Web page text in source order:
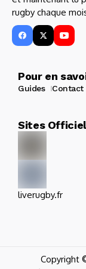
rugby chaque
Pour en
Guides Contact
Sites
liverugby.fr
Copyright